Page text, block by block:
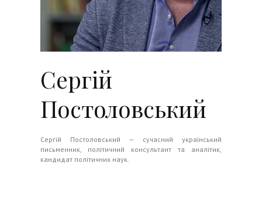
Сергій
Постоловський
Сергій Постоловський — сучасний український
письменник, політичний консультант та аналітик,
кандидат політичних наук.